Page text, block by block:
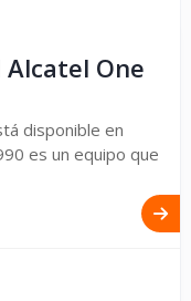
One
disponible en
es un equipo que